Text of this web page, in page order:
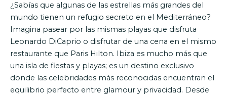
¿Sabías que algunas de las estrellas más grandes del
mundo tienen un refugio secreto en el Mediterráneo?
Imagina pasear por las mismas playas que disfruta
Leonardo DiCaprio o disfrutar de una cena en el mismo
restaurante que Paris Hilton. Ibiza es mucho más que
una isla de fiestas y playas; es un destino exclusivo
donde las celebridades más reconocidas encuentran el
equilibrio perfecto entre glamour y privacidad. Desde